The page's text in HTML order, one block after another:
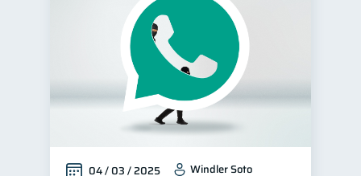
04 / 03 / 2025 Windler Soto